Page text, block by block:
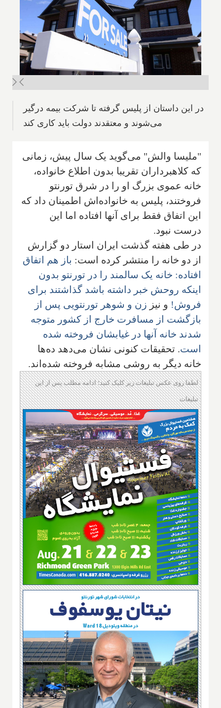
در این داستان از پلیس گرفته تا شرکت بیمه درگیر
می‌شوند و معتقدند دولت باید کاری کند
"ملیسا والش" می‌گوید یک سال پیش، زمانی
که کلاهبرداران تقریبا بدون اطلاع خانواده،
خانه عموی بزرگ او را در شرق تورنتو
فروختند، پلیس به خانواده‌اش اطمینان داد که
این اتفاق فقط برای آنها افتاده اما این
درست نبود.
در طی هفته گذشت ایران استار دو گزارش
از دو خانه را منتشر کرده است: باز هم اتفاق
افتاده: خانه یک سالمند را در تورنتو بدون
اینکه روحش خبر داشته باشد گذاشتند برای
فروش! و نیز زن و شوهر تورنتویی پس از
بازگشت از مسافرت خارج از کشور متوجه
شدند خانه آنها در غیابشان فروخته شده
است. تحقیقات کنونی نشان می‌دهد ده‌ها
خانه دیگر به روشی مشابه فروخته شده‌اند.
لطفا روی عکس تبلیغات زیر کلیک کنید؛ ادامه مطلب پس از این
تبلیغات